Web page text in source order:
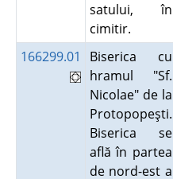
satului, în
cimitir.
166299.01
Biserica cu
hramul "Sf.
Nicolae" de la
Protopopeşti.
Biserica se
află în partea
de nord-est a